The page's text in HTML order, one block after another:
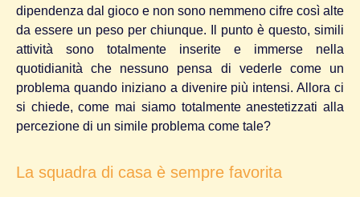
dipendenza dal gioco e non sono nemmeno cifre così alte
da essere un peso per chiunque. Il punto è questo, simili
attività sono totalmente inserite e immerse nella
quotidianità che nessuno pensa di vederle come un
problema quando iniziano a divenire più intensi. Allora ci
si chiede, come mai siamo totalmente anestetizzati alla
percezione di un simile problema come tale?
La squadra di casa è sempre favorita